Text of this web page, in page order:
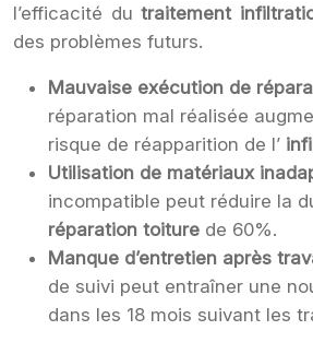
l’efficacité dutraitement
des problèmes futurs.
Mauvaise exécution de
réparation mal réalisée
risque de réapparition de l’
Utilisation de matériaux
incompatible peut réduire la
réparation toiture de 60%.
Manque d’entretien après
de suivi peut entraîner une
dans les 18 mois suivant les